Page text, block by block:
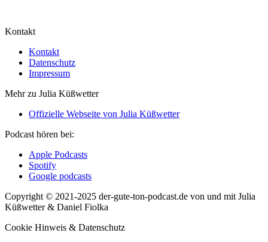
Kontakt
Kontakt
Datenschutz
Impressum
Mehr zu Julia Küßwetter
Offizielle Webseite von Julia Küßwetter
Podcast hören bei:
Apple Podcasts
Spotify
Google podcasts
Copyright © 2021-2025 der-gute-ton-podcast.de von und mit Julia
Küßwetter & Daniel Fiolka
Cookie Hinweis & Datenschutz